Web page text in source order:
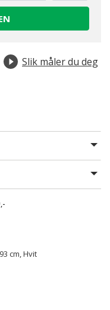
Slik måler du deg
cm, Hvit